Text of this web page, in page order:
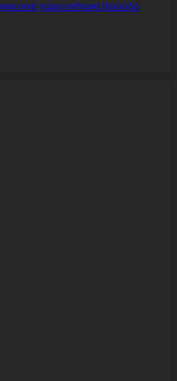
χώρο ανθρακί βελούδο